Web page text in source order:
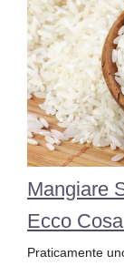
Mangiare
Ecco
Praticamente